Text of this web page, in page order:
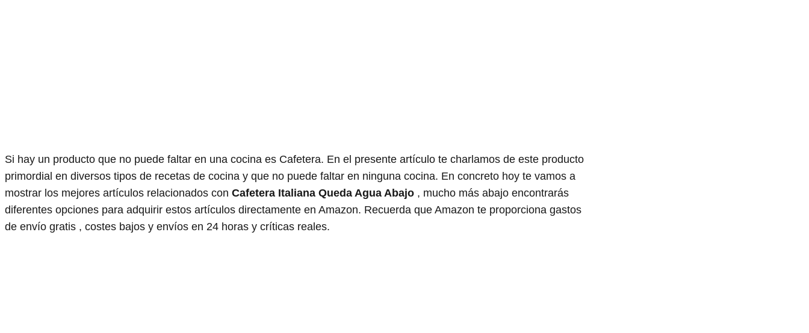
Si hay un producto que no puede faltar en una cocina es Cafetera. En el presente artículo te charlamos de este producto
primordial en diversos tipos de recetas de cocina y que no puede faltar en ninguna cocina. En concreto hoy te vamos a
mostrar los mejores artículos relacionados con Cafetera Italiana Queda Agua Abajo , mucho más abajo encontrarás
diferentes opciones para adquirir estos artículos directamente en Amazon. Recuerda que Amazon te proporciona gastos
de envío gratis , costes bajos y envíos en 24 horas y críticas reales.